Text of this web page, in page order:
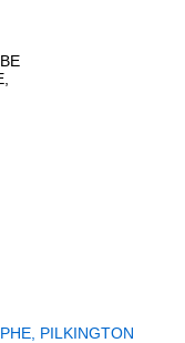
PILKINGTON